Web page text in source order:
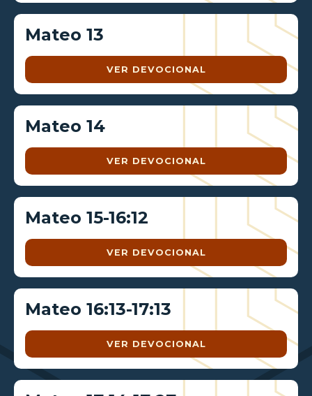
Mateo 13
VER DEVOCIONAL
Mateo 14
VER DEVOCIONAL
Mateo 15-16:12
VER DEVOCIONAL
Mateo 16:13-17:13
VER DEVOCIONAL